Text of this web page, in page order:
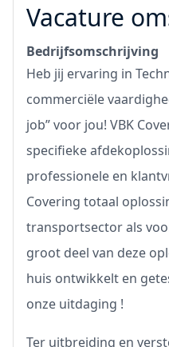
Vacature
Bedrijfsomschrijving
Heb jij ervaring in
commerciële
job” voor jou! VBK
specifieke
professionele en
Covering totaal
transportsector als
groot deel van deze
huis ontwikkelt en
onze uitdaging !
Ter uitbreiding en